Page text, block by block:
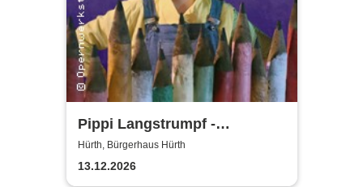
Pippi Langstrumpf -
Bürgerhaus Hürth
Hürth, Bürgerhaus Hürth
13.12.2026